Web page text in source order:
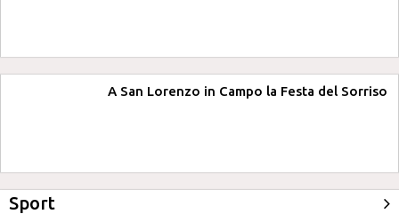
A San Lorenzo in Campo la Festa del Sorriso
Sport